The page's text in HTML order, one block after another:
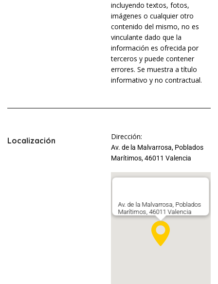
incluyendo textos, fotos,
imágenes o cualquier otro
contenido del mismo, no es
vinculante dado que la
información es ofrecida por
terceros y puede contener
errores. Se muestra a título
informativo y no contractual.
Localización Dirección:
Av. de la Malvarrosa, Poblados
Marítimos, 46011 Valencia
Av. de la Malvarrosa, Poblados
Marítimos, 46011 Valencia